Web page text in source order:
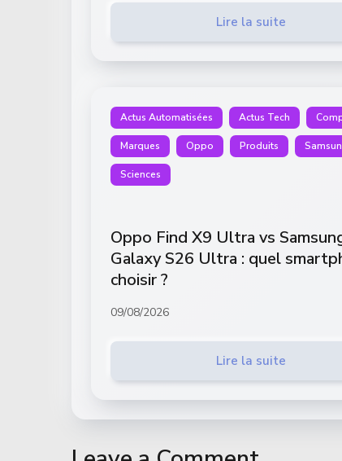
Lire la suite
Actus Automatisées Actus Tech
Marques Oppo Produits
Sciences
Oppo Find X9 Ultra vs
Galaxy S26 Ultra : quel
choisir ?
09/08/2026
Lire la suite